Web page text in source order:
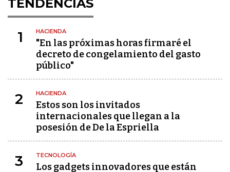
TENDENCIAS
1 HACIENDA
"En las próximas horas firmaré el
decreto de congelamiento del gasto
público"
2 HACIENDA
Estos son los invitados
internacionales que llegan a la
posesión de De la Espriella
3 TECNOLOGÍA
Los gadgets innovadores que están